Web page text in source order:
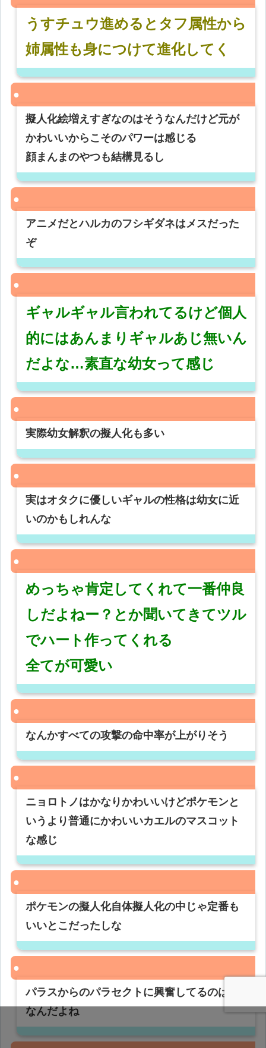
うすチュウ進めるとタフ属性から
姉属性も身につけて進化してく
擬人化絵増えすぎなのはそうなんだけど元が
かわいいからこそのパワーは感じる
顔まんまのやつも結構見るし
アニメだとハルカのフシギダネはメスだった
ぞ
ギャルギャル言われてるけど個人
的にはあんまりギャルあじ無いん
だよな…素直な幼女って感じ
実際幼女解釈の擬人化も多い
実はオタクに優しいギャルの性格は幼女に近
いのかもしれんな
めっちゃ肯定してくれて一番仲良
しだよねー？とか聞いてきてツル
でハート作ってくれる
全てが可愛い
なんかすべての攻撃の命中率が上がりそう
ニョロトノはかなりかわいいけどポケモンと
いうより普通にかわいいカエルのマスコット
な感じ
ポケモンの擬人化自体擬人化の中じゃ定番も
いいとこだったしな
パラスからのパラセクトに興奮してるのは俺
なんだよね